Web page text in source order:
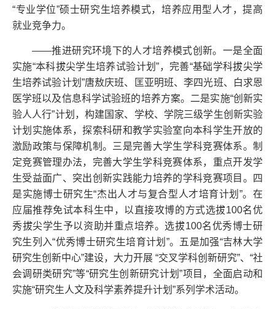
“专业学位”硕士研究生培养模式，培养应用型人才，提高
就业竞争力。
——推进研究环境下的人才培养模式创新。一是全面
实施“本科拔尖学生培养试验计划”，完善“基础学科拔尖学
生培养试验计划”唐敖庆班、匡亚明班、李四光班、白求恩
医学班以及信息科学试验班的培养方案。二是实施“创新实
验人人行”计划，构建国家、学校、学院三级学生创新实验
计划实施体系，探索科研和教学实验室向本科学生开放的
激励政策与保障机制。三是完善大学生学科竞赛体系。制
定竞赛管理办法，完善大学生学科竞赛体系，重点开发学
生受益面广、突出创新实践能力培养的学科竞赛项目。四
是实施博士研究生“杰出人才与复合型人才培育计划”。在
应届推荐免试本科生中，以直接攻博的方式选拔100名优
秀拔尖学生予以资助并重点培养。选拔100名优秀博士研
究生列入“优秀博士研究生培育计划”。五是加强“吉林大学
研究生创新中心”建设，大力开展 “交叉学科创新研究”、“社
会调研类研究”等“研究生创新研究计划”项目，全面启动和
实施“研究生人文及科学素养提升计划”系列学术活动。